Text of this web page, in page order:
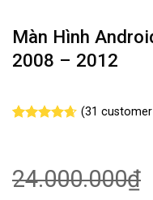
Màn Hình
2008 – 2012
customer
ratings
(31
24.000.000₫